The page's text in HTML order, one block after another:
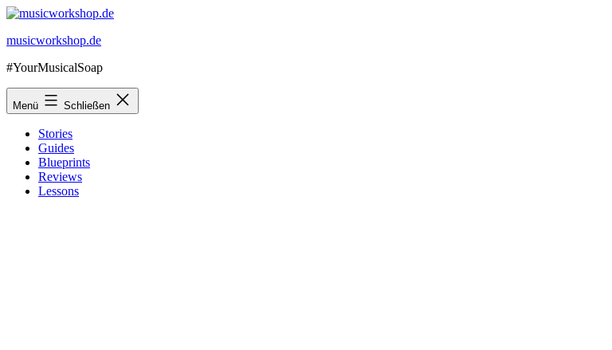
Zum
springen
musicworkshop.de
#YourMusicalSoap
Menü Schließen
Stories
Guides
Blueprints
Reviews
Lessons